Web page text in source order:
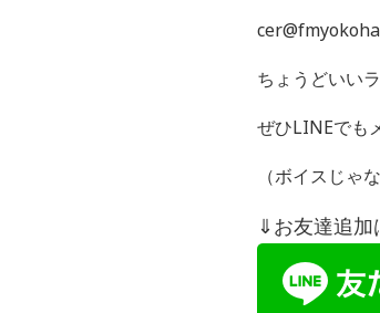
ちょうどいい
ぜひLINEでも
（ボイスじゃ
⇓お友達追加